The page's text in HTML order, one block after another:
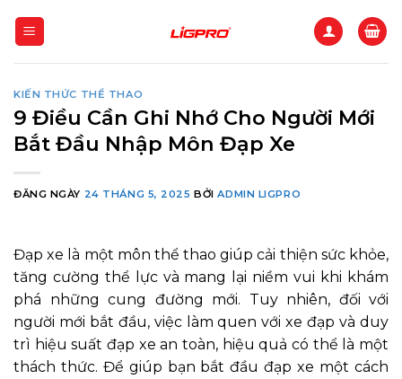
qua
KIẾN THỨC THỂ THAO
9 Điều Cần Ghi Nhớ Cho Người Mới
Bắt Đầu Nhập Môn Đạp Xe
ĐĂNG NGÀY 24 THÁNG 5, 2025 BỞIADMIN LIGPRO
Đạp xe là một môn thể thao giúp cải thiện sức khỏe,
tăng cường thể lực và mang lại niềm vui khi khám
phá những cung đường mới. Tuy nhiên, đối với
người mới bắt đầu, việc làm quen với xe đạp và duy
trì hiệu suất đạp xe an toàn, hiệu quả có thể là một
thách thức. Để giúp bạn bắt đầu đạp xe một cách